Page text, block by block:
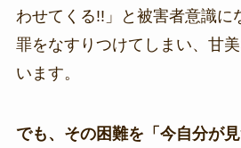
わせてくる!!」と被害者意識に
罪をなすりつけてしまい、甘
います。
でも、その困難を「今自分が見